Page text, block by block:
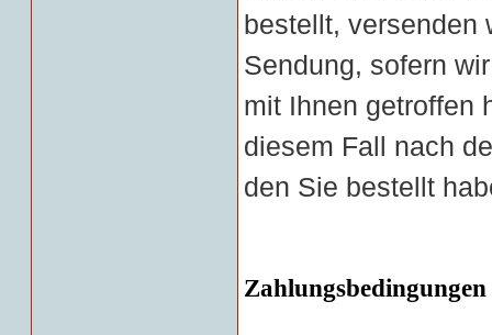
bestellt, versenden
Sendung, sofern
mit Ihnen getroffen
diesem Fall nach
den Sie bestellt
Zahlungsbedingungen